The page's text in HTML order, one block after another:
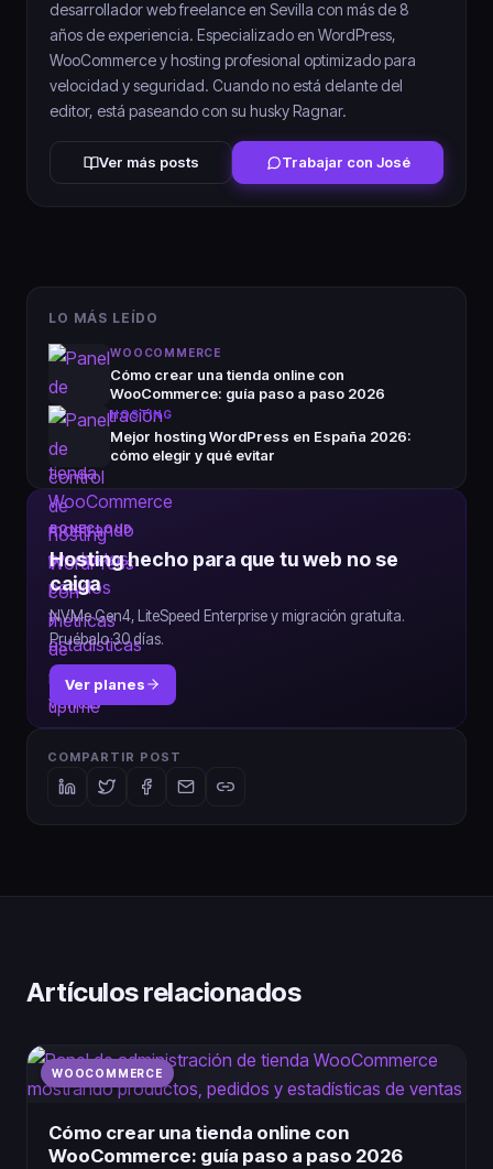
desarrollador web freelance en Sevilla con más de 8
años de experiencia. Especializado en WordPress,
WooCommerce y hosting profesional optimizado para
velocidad y seguridad. Cuando no está delante del
editor, está paseando con su husky Ragnar.
Ver más posts Trabajar con José
LO MÁS LEÍDO
WOOCOMMERCE
Cómo crear una tienda online con
WooCommerce: guía paso a paso 2026
HOSTING
Mejor hosting WordPress en España 2026:
cómo elegir y qué evitar
BONECLOUD
Hosting hecho para que tu web no se
caiga
NVMe Gen4, LiteSpeed Enterprise y migración gratuita.
Pruébalo 30 días.
Ver planes
COMPARTIR POST
Artículos relacionados
WOOCOMMERCE
Cómo crear una tienda online con
WooCommerce: guía paso a paso 2026